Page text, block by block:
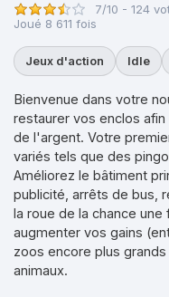
7/10 - 124
Joué 8 611 fois
Jeux d'action Idle
Bienvenue dans votre
restaurer vos enclos
de l'argent. Votre
variés tels que des
Améliorez le bâtiment
publicité, arrêts de bus,
la roue de la chance
augmenter vos gains
zoos encore plus
animaux.